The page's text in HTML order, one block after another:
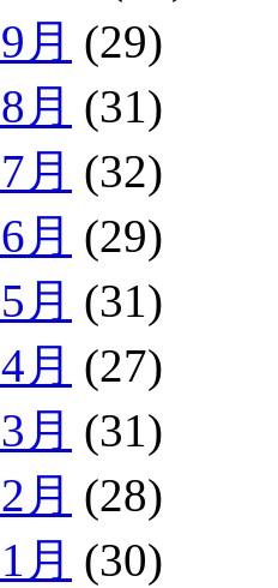
月 (29)
月 (31)
月 (32)
月 (29)
月 (31)
月 (27)
月 (31)
月 (28)
月 (30)